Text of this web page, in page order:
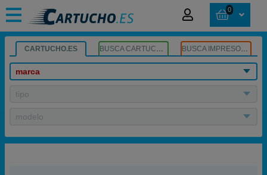
0
CARTUCHO.ES BUSCA CARTUCHOS BUSCA IMPRESORA
marca
tipo
modelo